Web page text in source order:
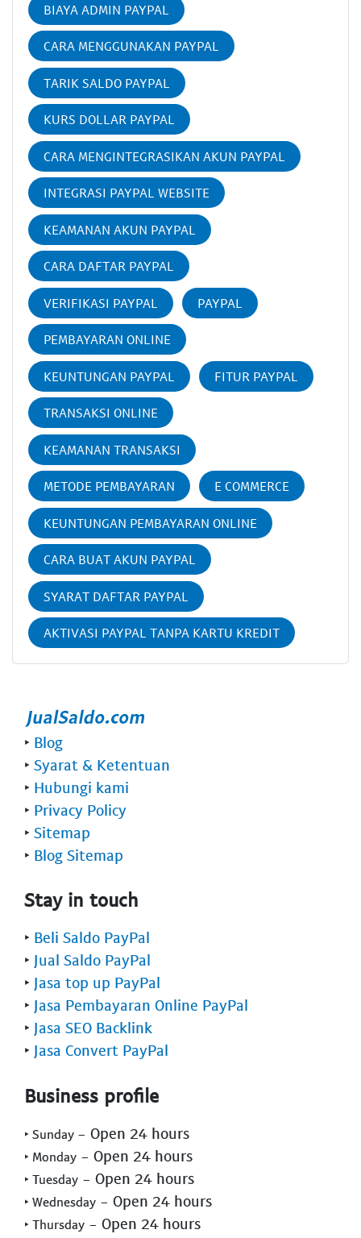
BIAYA ADMIN PAYPAL
CARA MENGGUNAKAN PAYPAL
TARIK SALDO PAYPAL
KURS DOLLAR PAYPAL
CARA MENGINTEGRASIKAN AKUN PAYPAL
INTEGRASI PAYPAL WEBSITE
KEAMANAN AKUN PAYPAL
CARA DAFTAR PAYPAL
VERIFIKASI PAYPAL PAYPAL
PEMBAYARAN ONLINE
KEUNTUNGAN PAYPAL FITUR PAYPAL
TRANSAKSI ONLINE
KEAMANAN TRANSAKSI
METODE PEMBAYARAN E COMMERCE
KEUNTUNGAN PEMBAYARAN ONLINE
CARA BUAT AKUN PAYPAL
SYARAT DAFTAR PAYPAL
AKTIVASI PAYPAL TANPA KARTU KREDIT
‣ Blog
‣ Syarat & Ketentuan
‣ Hubungi kami
‣ Privacy Policy
‣ Sitemap
‣ Blog Sitemap
Stay in touch
‣ Beli Saldo PayPal
‣ Jual Saldo PayPal
‣ Jasa top up PayPal
‣ Jasa Pembayaran Online PayPal
‣ Jasa SEO Backlink
‣ Jasa Convert PayPal
Business profile
‣ Sunday - Open 24 hours
‣ Monday - Open 24 hours
‣ Tuesday - Open 24 hours
‣ Wednesday - Open 24 hours
‣ Thursday - Open 24 hours